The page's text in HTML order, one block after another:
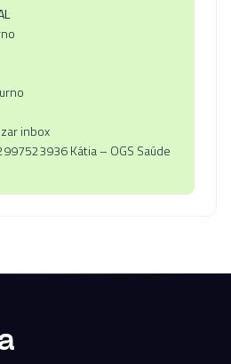
inbox
Kátia – OGS Saúde